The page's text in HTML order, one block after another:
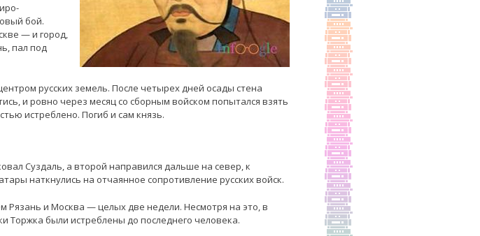
бой.
— и город,
пал под
русских земель. После четырех дней осады стена
и ровно через месяц со сборным войском попытался взять
истреблено. Погиб и сам князь.
Суздаль, а второй направился дальше на север, к
наткнулись на отчаянное сопротивление русских войск.
Рязань и Москва — целых две недели. Несмотря на это, в
Торжка были истреблены до последнего человека.